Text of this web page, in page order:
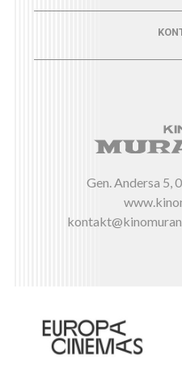
Gen. Andersa 5,